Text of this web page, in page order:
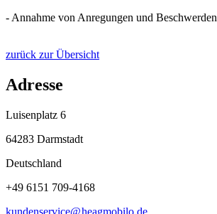
- Annahme von Anregungen und Beschwerden
zurück zur Übersicht
Adresse
Luisenplatz 6
64283 Darmstadt
Deutschland
+49 6151 709-4168
kundenservice@heagmobilo.de